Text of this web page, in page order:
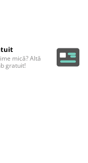
mică? Altă
gratuit!